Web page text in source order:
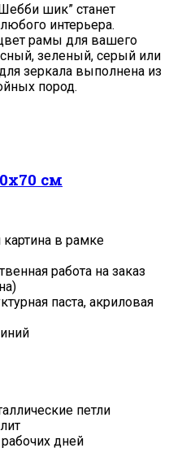
шик” станет
интерьера.
рамы для вашего
зеленый, серый или
зеркала выполнена из
пород.
см
в рамке
работа на заказ
паста, акриловая
петли
дней